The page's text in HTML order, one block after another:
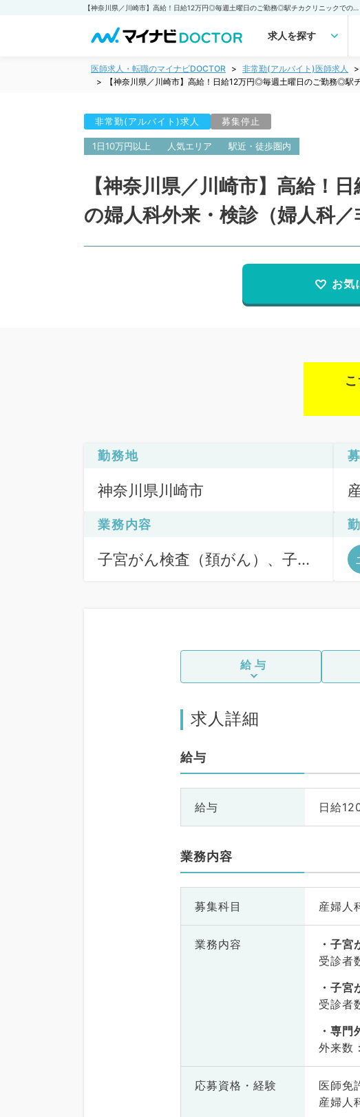
求人を探す
医師求人・転職のマイナビDOCTOR 非常勤(アルバイト)医師求人
【神奈川県／川崎市】高給！日給12万円◎毎週土曜日のご勤務◎駅
非常勤(アルバイト)求人 募集停止
1日10万円以上 人気エリア 駅近・徒歩圏内
【神奈川県／川崎市】高給
の婦人科外来・検診（婦人科／
お気
勤務地
神奈川県川崎市
業務内容
子宮がん検査（頚がん）、子宮
給与
求人詳細
給与
給与 日給
業務内容
募集科目 産婦人
業務内容
子宮
受診者
子宮
受診者
専門
外来数
応募資格・ 経験
医師免
産婦人